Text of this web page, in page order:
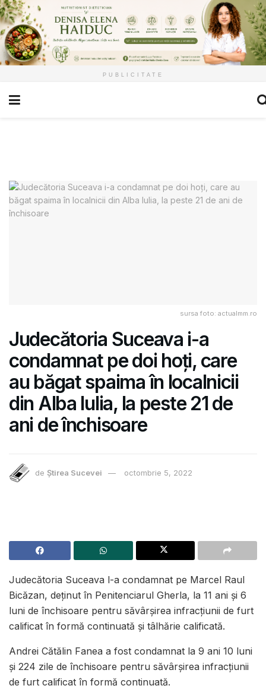
PUBLICITATE
sursa foto: actualmm.ro
Judecătoria Suceava i-a
condamnat pe doi hoți, care
au băgat spaima în localnicii
din Alba Iulia, la peste 21 de
ani de închisoare
de Știrea Sucevei octombrie 5, 2022
Judecătoria Suceava l-a condamnat pe Marcel Raul
Bicăzan, deținut în Penitenciarul Gherla, la 11 ani și 6
luni de închisoare pentru săvârșirea infracțiunii de furt
calificat în formă continuată și tâlhărie calificată.
Andrei Cătălin Fanea a fost condamnat la 9 ani 10 luni
şi 224 zile de închisoare pentru săvârșirea infracțiunii
de furt calificat în formă continuată.